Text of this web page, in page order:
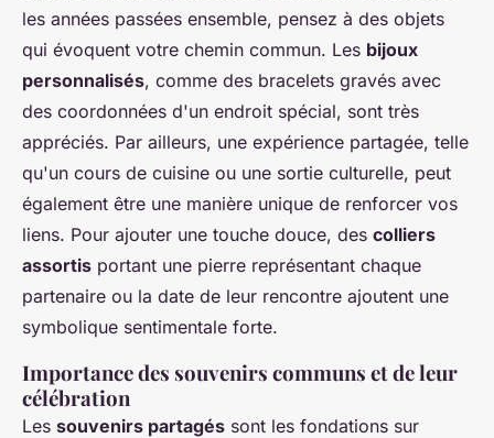
les années passées ensemble, pensez à des objets
qui évoquent votre chemin commun. Les bijoux
personnalisés, comme des bracelets gravés avec
des coordonnées d'un endroit spécial, sont très
appréciés. Par ailleurs, une expérience partagée, telle
qu'un cours de cuisine ou une sortie culturelle, peut
également être une manière unique de renforcer vos
liens. Pour ajouter une touche douce, des colliers
assortis portant une pierre représentant chaque
partenaire ou la date de leur rencontre ajoutent une
symbolique sentimentale forte.
Importance des souvenirs communs et de leur
célébration
Les souvenirs partagés sont les fondations sur